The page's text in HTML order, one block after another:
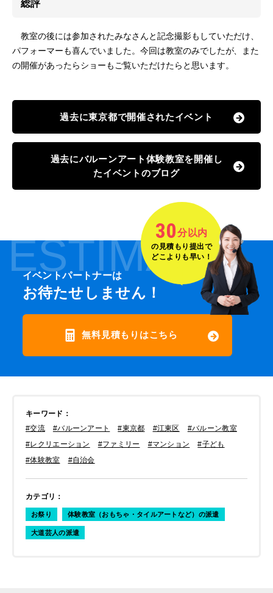
総評
教室の後には参加されたみなさんと記念撮影もしていただけ、
パフォーマーも喜んでいました。今回は教室のみでしたが、また
の開催があったらショーもご覧いただけたらと思います。
過去に東京都で開催されたイベント
過去にバルーンアート体験教室を開催し
たイベントのブログ
ESTIMATE
イベントパートナーは
お待たせしません！
無料見積もりはこちら
30分以内
の見積もり提出で
どこよりも早い！
キーワード ：
#交流
#バルーンアート #東京都 #江東区
#バルーン教室
#レクリエーション
#ファミリー #マンション
#子ども
#体験教室
#自治会
カテゴリ ：
お祭り 体験教室（おもちゃ・タイルアートなど）の派遣
大道芸人の派遣